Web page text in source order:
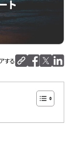
する